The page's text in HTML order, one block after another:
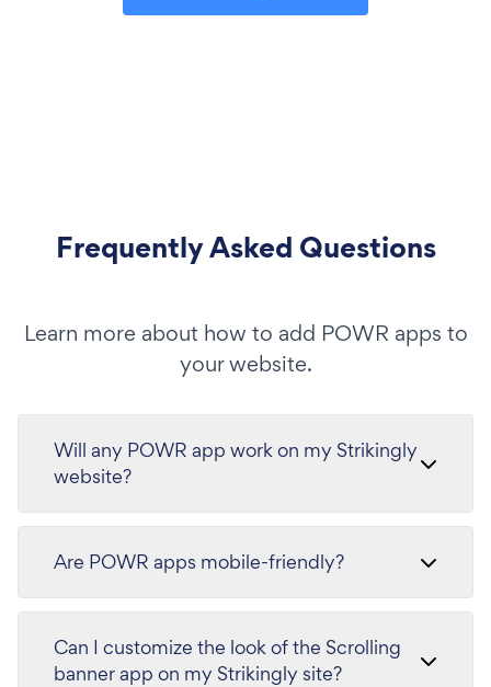
Frequently Asked Questions
Learn more about how to add POWR apps to
your website.
Will any POWR app work on my Strikingly
website?
Are POWR apps mobile-friendly?
Can I customize the look of the Scrolling
banner app on my Strikingly site?